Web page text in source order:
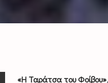
«Η Ταράτσα του Φοίβου»